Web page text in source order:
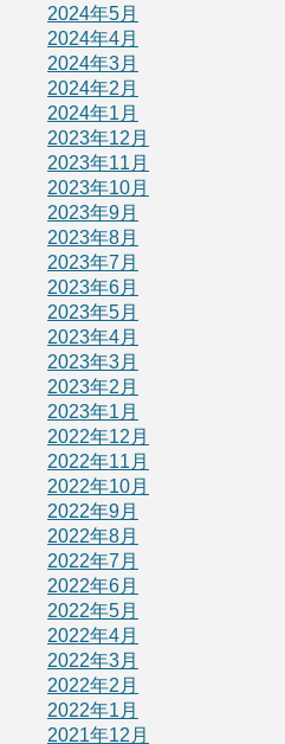
2024年5月
2024年4月
2024年3月
2024年2月
2024年1月
2023年12月
2023年11月
2023年10月
2023年9月
2023年8月
2023年7月
2023年6月
2023年5月
2023年4月
2023年3月
2023年2月
2023年1月
2022年12月
2022年11月
2022年10月
2022年9月
2022年8月
2022年7月
2022年6月
2022年5月
2022年4月
2022年3月
2022年2月
2022年1月
2021年12月